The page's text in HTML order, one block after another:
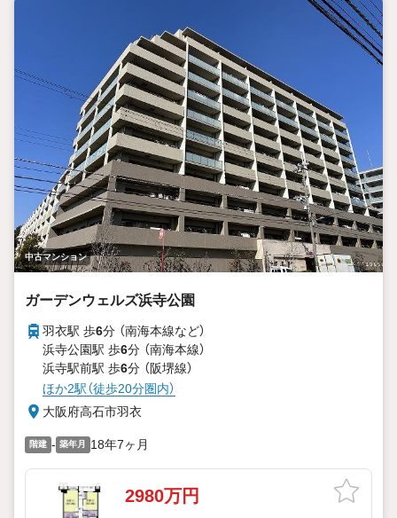
中古マンション
ガーデンウェルズ浜寺公園
羽衣駅 歩6分 （南海本線など）
浜寺公園駅 歩6分 （南海本線）
浜寺駅前駅 歩6分 （阪堺線）
ほか2駅（徒歩20分圏内）
大阪府高石市羽衣
階建 - 築年月 18年7ヶ月
2980万円